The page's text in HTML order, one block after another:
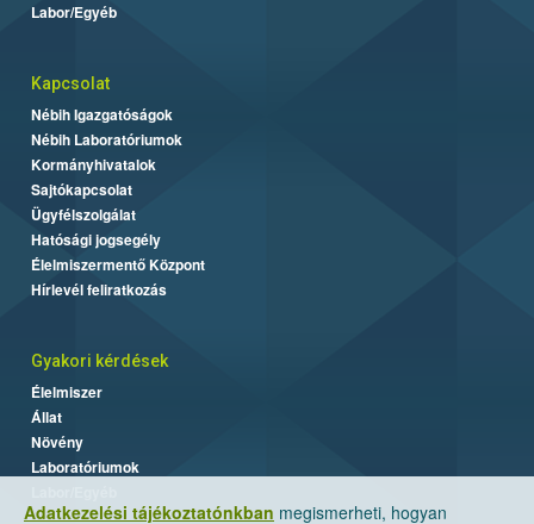
Adatkezelési tájékoztatónkban megismerheti, hogyan
Labor/Egyéb
Kapcsolat
Nébih Igazgatóságok
Nébih Laboratóriumok
Kormányhivatalok
Sajtókapcsolat
Ügyfélszolgálat
Hatósági jogsegély
Élelmiszermentő Központ
Hírlevél feliratkozás
Gyakori kérdések
Élelmiszer
Állat
Növény
Laboratóriumok